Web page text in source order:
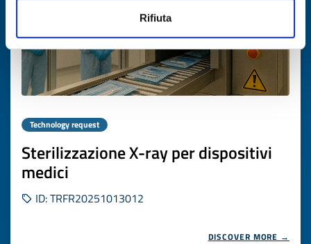
Rifiuta
Technology request
Sterilizzazione X-ray per dispositivi
medici
ID: TRFR20251013012
DISCOVER MORE →